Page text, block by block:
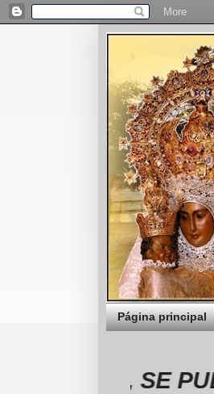
Página principal
SE